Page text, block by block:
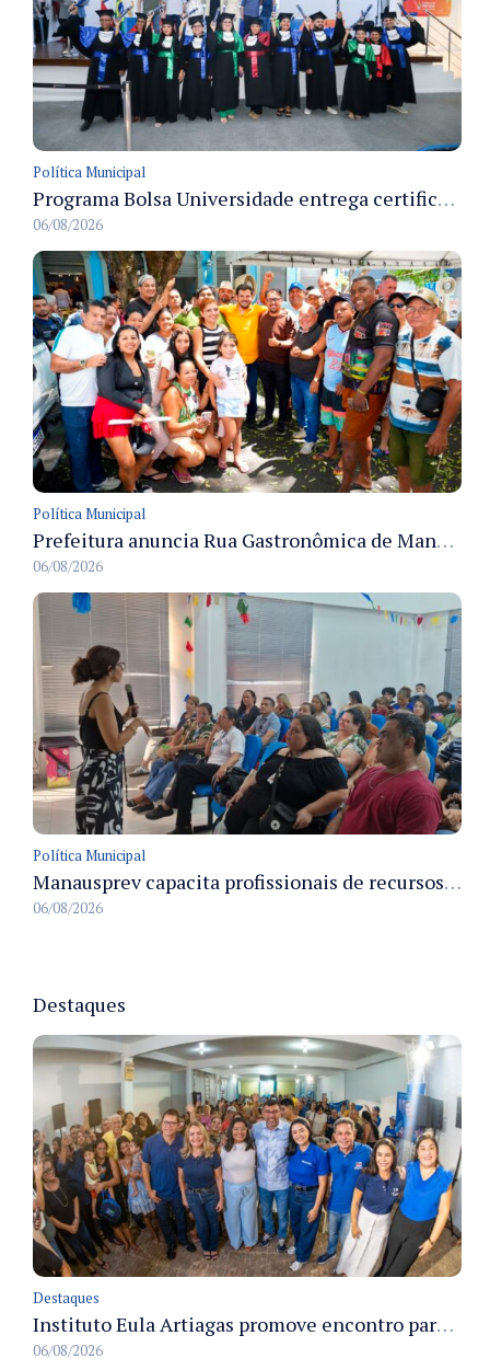
Política Municipal
Programa Bolsa Universidade entrega certificados a formandos em Manaus na sede do Executivo municipal
06/08/2026
Política Municipal
Prefeitura anuncia Rua Gastronômica de Manaus e garante alternativas para 54 ambulantes cadastrados
06/08/2026
Política Municipal
Manausprev capacita profissionais de recursos humanos para agilizar concessão de aposentadorias no município
06/08/2026
Destaques
Destaques
Instituto Eula Artiagas promove encontro para discutir melhorias para o bairro Petrópolis
06/08/2026